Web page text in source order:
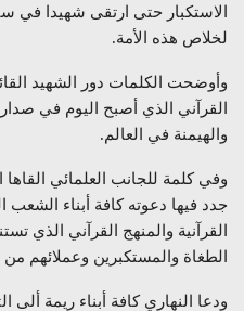
الاستكبار حتى ارتقى شهيدا في
لخلاص هذه الأمة.
وأوضحت الكلمات دور الشهيد
القرآني الذي أصبح اليوم في
والهيمنة في العالم.
وفي كلمة للجانب العلمائي القاها
جدد فيها دعوته كافة أبناء الشعب
القرآنية والمنهج القرآني الذي
الطغاة والمستكبرين وعملائهم
ودعا النهاري كافة أبناء ريمة ألى